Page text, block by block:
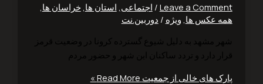
Leave a
/اجتماعی , استان ها,خراسان ها
عکس ها,ویژه/دوربین.نت
های خالی از جمعیتRead More »